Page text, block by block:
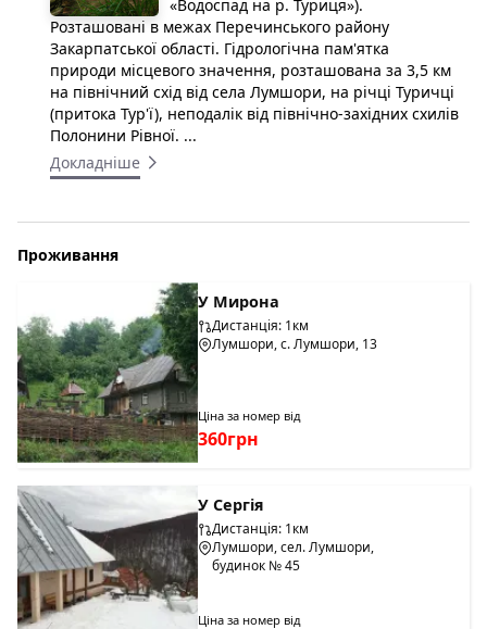
«Водоспад на р. Туриця»).
Розташовані в межах Перечинського району
Закарпатської області. Гідрологічна пам'ятка
природи місцевого значення, розташована за 3,5 км
на північний схід від села Лумшори, на річці Туричці
(притока Тур'ї), неподалік від північно-західних схилів
Полонини Рівної. ...
Докладніше
Проживання
У Мирона
Дистанція: 1км
Лумшори, с. Лумшори, 13
Ціна за номер від
360грн
У Сергія
Дистанція: 1км
Лумшори, сел. Лумшори,
будинок № 45
Ціна за номер від